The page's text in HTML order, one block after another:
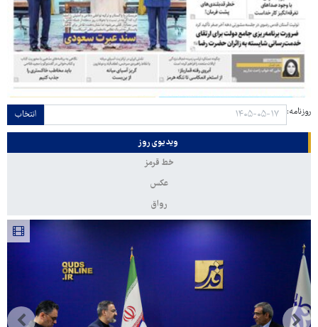
روزنامه: انتخاب
ویدیوی روز
خط قرمز
عکس
رواق